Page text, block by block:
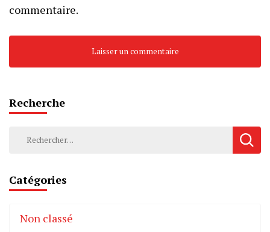
commentaire.
Recherche
Rechercher :
Catégories
Non classé